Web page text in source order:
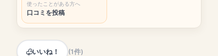
使ったことがある方へ
口コミを投稿
いいね！ (1件)